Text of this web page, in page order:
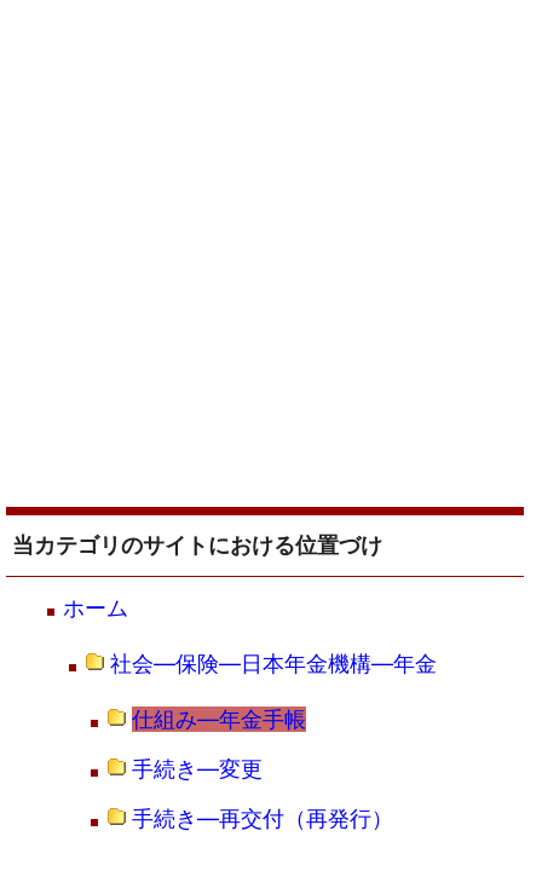
当カテゴリのサイトにおける位置づけ
ホーム
社会―保険―日本年金機構―年金
仕組み―年金手帳
手続き―変更
手続き―再交付（再発行）